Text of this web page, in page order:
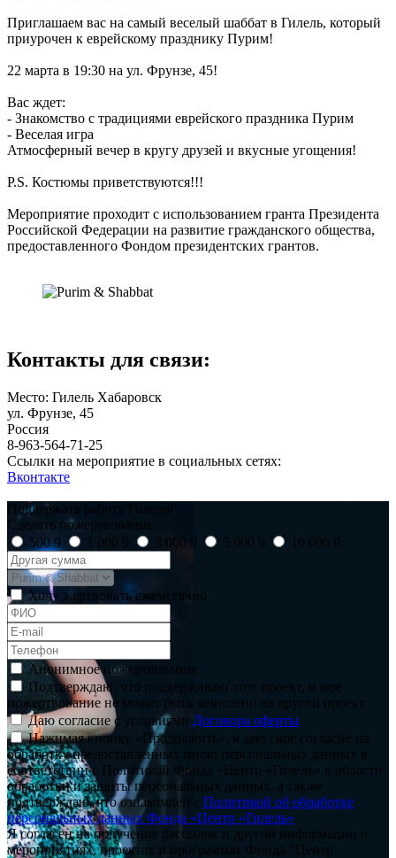
Приглашаем вас на самый веселый шаббат в Гилель, который
приурочен к еврейскому празднику Пурим!
22 марта в 19:30 на ул. Фрунзе, 45!
Вас ждет:
- Знакомство с традициями еврейского праздника Пурим
- Веселая игра
Атмосферный вечер в кругу друзей и вкусные угощения!
P.S. Костюмы приветствуются!!!
Мероприятие проходит с использованием гранта Президента
Российской Федерации на развитие гражданского общества,
предоставленного Фондом президентских грантов.
Контакты для связи:
Место: Гилель Хабаровск
ул. Фрунзе, 45
Россия
8-963-564-71-25
Ссылки на мероприятие в социальных сетях:
Вконтакте
Поддержать работу Гилеля!
Сделать пожертвование
5009 1 000 9 3 000 9 5 000 9 10 000 9
Хочу жертвовать ежемесячно
Анонимное пожертвование
Подтверждаю, что поддерживаю этот проект, и мое
пожертвование не может быть зачислено на другой проект
Даю согласие с условиями Договора оферты
Нажимая кнопку «Продолжить», я даю свое согласие на
обработку предоставленных мною персональных данных в
соответствии с Политикой Фонда «Центр «Гилель» в области
обработки и защиты персональных данных, а также
подтверждаю, что ознакомлен с Политикой об обработке
персональных данных Фонда «Центр «Гилель»
Я согласен на получение рассылок и другой информации о
мероприятиях, проектах и программах Фонда “Центр